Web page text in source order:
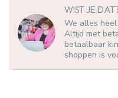
WIST JE DAT?
We alles
Altijd met
betaalbaar
shoppen is